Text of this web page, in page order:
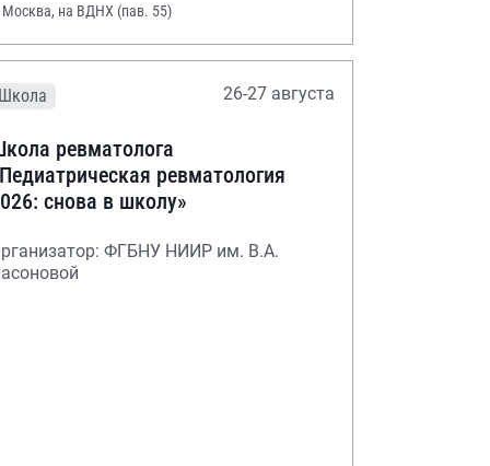
Москва, на ВДНХ (пав. 55)
Школа 26-27 августа
ревматолога
ревматология
снова в школу»
ФГБНУ НИИР им. В.А.